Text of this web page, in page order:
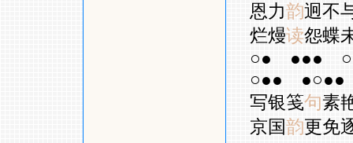
恩力韵迥不
烂熳读怨蝶
○●
●●●
○●●
●○●●
写银笺句素
京国韵更免